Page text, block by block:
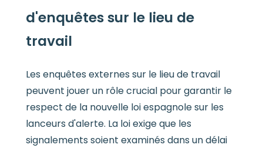
d'enquêtes sur le lieu de
travail
Les enquêtes externes sur le lieu de travail
peuvent jouer un rôle crucial pour garantir le
respect de la nouvelle loi espagnole sur les
lanceurs d'alerte. La loi exige que les
signalements soient examinés dans un délai